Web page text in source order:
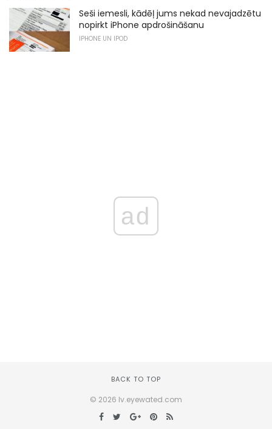
Seši iemesli, kādēļ jums nekad nevajadzētu
nopirkt iPhone apdrošināšanu
IPHONE UN IPOD
ad
BACK TO TOP
© 2026 lv.eyewated.com